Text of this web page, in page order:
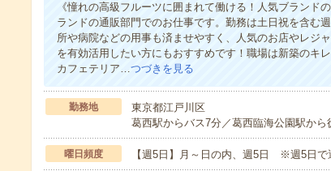
《憧れの高級フルーツに囲まれて働ける！人気ブランド
ランドの通販部門でのお仕事です。勤務は土日祝を含む
所や病院などの用事も済ませやすく、人気のお店やレジ
を有効活用したい方にもおすすめです！職場は新築のキ
カフェテリア…つづきを見る
勤務地
東京都江戸川区
葛西駅からバス7分／葛西臨海公園駅か
曜日頻度 【週5日】月～日の内、週5日 ※週5日で